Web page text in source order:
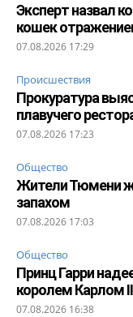
Эксперт назвал
кошек
07.08.2026 17:29
Происшествия
Прокуратура
плавучего
07.08.2026 17:23
Общество
Жители Тюмени
запахом
07.08.2026 17:03
Общество
Принц Гарри
королем Карлом
07.08.2026 16:38